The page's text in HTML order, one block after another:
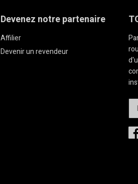
Devenez notre partenaire
Affilier
Devenir un revendeur